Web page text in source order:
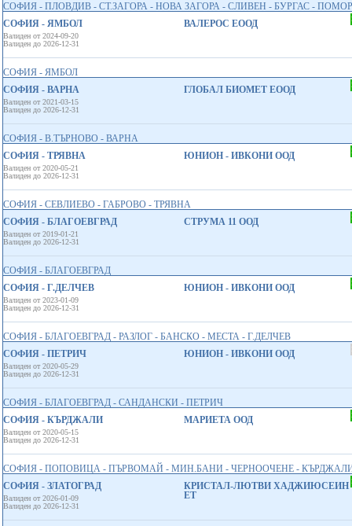
СОФИЯ - ПЛОВДИВ - СТ.ЗАГОРА - НОВА ЗАГОРА - СЛИВЕН - БУРГАС -
СОФИЯ - ЯМБОЛ
Валиден от 2024-09-20
Валиден до 2026-12-31
ВАЛЕРОС ЕООД
СОФИЯ - ЯМБОЛ
СОФИЯ - ВАРНА
Валиден от 2021-03-15
Валиден до 2026-12-31
ГЛОБАЛ БИОМЕТ EООД
СОФИЯ - В.ТЪРНОВО - ВАРНА
СОФИЯ - ТРЯВНА
Валиден от 2020-05-21
Валиден до 2026-12-31
ЮНИОН - ИВКОНИ ООД
СОФИЯ - СЕВЛИЕВО - ГАБРОВО - ТРЯВНА
СОФИЯ - БЛАГОЕВГРАД
Валиден от 2019-01-21
Валиден до 2026-12-31
СТРУМА 11 ООД
СОФИЯ - БЛАГОЕВГРАД
СОФИЯ - Г.ДЕЛЧЕВ
Валиден от 2023-01-09
Валиден до 2026-12-31
ЮНИОН - ИВКОНИ ООД
СОФИЯ - БЛАГОЕВГРАД - РАЗЛОГ - БАНСКО - МЕСТА - Г.ДЕЛЧЕВ
СОФИЯ - ПЕТРИЧ
Валиден от 2020-05-29
Валиден до 2026-12-31
ЮНИОН - ИВКОНИ ООД
СОФИЯ - БЛАГОЕВГРАД - САНДАНСКИ - ПЕТРИЧ
СОФИЯ - КЪРДЖАЛИ
Валиден от 2020-05-15
Валиден до 2026-12-31
МАРИЕТА ООД
СОФИЯ - ПОПОВИЦА - ПЪРВОМАЙ - МИН.БАНИ - ЧЕРНООЧЕНЕ -
СОФИЯ - ЗЛАТОГРАД
Валиден от 2026-01-09
Валиден до 2026-12-31
КРИСТАЛ-ЛЮТВИ ХАДЖИЮСЕИН
ЕТ